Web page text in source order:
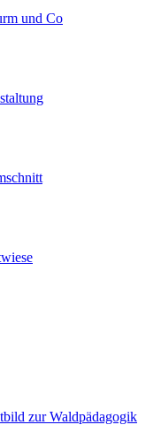
und Co
zur Waldpädagogik